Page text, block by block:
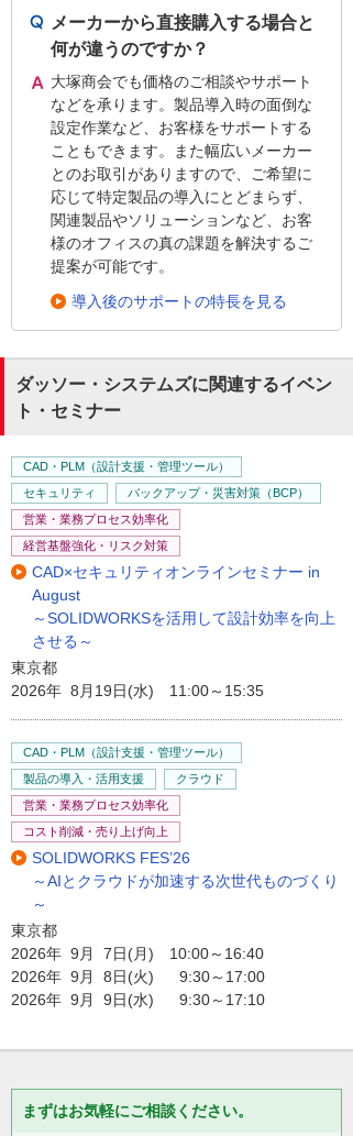
メーカーから直接購入する場合と
何が違うのですか？
大塚商会でも価格のご相談やサポート
などを承ります。製品導入時の面倒な
設定作業など、お客様をサポートする
こともできます。また幅広いメーカー
とのお取引がありますので、ご希望に
応じて特定製品の導入にとどまらず、
関連製品やソリューションなど、お客
様のオフィスの真の課題を解決するご
提案が可能です。
導入後のサポートの特長を見る
ダッソー・システムズに関連するイベン
ト・セミナー
CAD・PLM（設計支援・管理ツール）
セキュリティ
バックアップ・災害対策（BCP）
営業・業務プロセス効率化
経営基盤強化・リスク対策
CAD×セキュリティオンラインセミナー in
August
～SOLIDWORKSを活用して設計効率を向上
させる～
東京都
2026年 8月19日(水) 11:00～15:35
CAD・PLM（設計支援・管理ツール）
製品の導入・活用支援
クラウド
営業・業務プロセス効率化
コスト削減・売り上げ向上
SOLIDWORKS FES’26
～AIとクラウドが加速する次世代ものづくり
～
東京都
2026年 9月 7日(月) 10:00～16:40
2026年 9月 8日(火) 9:30～17:00
2026年 9月 9日(水) 9:30～17:10
まずはお気軽にご相談ください。